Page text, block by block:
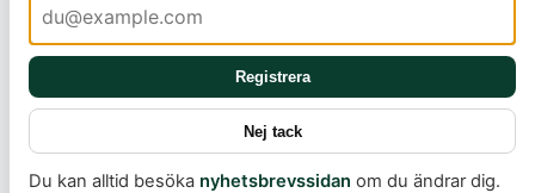
Mest lästa
Registrera
Nej tack
Du kan alltid besöka nyhetsbrevssidan om du ändrar dig.